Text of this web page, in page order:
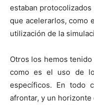
estaban
que acelerarlos, como
utilización de la
Otros los hemos
como es el uso de
específicos. En todo
afrontar, y un